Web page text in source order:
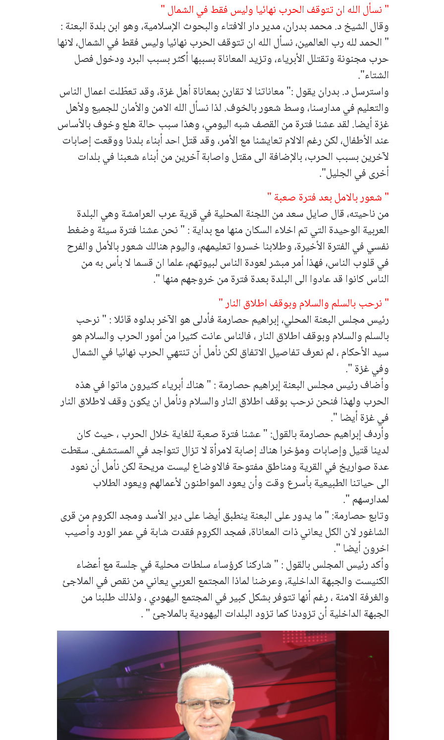
" نسأل الله ان تتوقف الحرب نهائيا وليس فقط في الشمال "
وقال الشيخ د. محمد بدران، مدير دار الافتاء والبحوث الإسلامية، وهو ابن بلدة البعنة :
" الحمد لله رب العالمين، نسأل الله ان تتوقف الحرب نهائيا وليس فقط في الشمال، لانها
حرب مجنونة وتقتلل الأبرياء، وتزيد المعاناة بسببها أكثر بسبب البرد ودخول فصل
الشتاء".
واسترسل د. بدران يقول :" معاناتنا لا تقارن بمعاناة أهل غزة، وقد تعطّلت اعمال الناس
والتعليم في مدارسنا، وسط شعور بالخوف. لذا نسأل الله الامن والأمان للجميع ولأهل
غزة أيضا. لقد عشنا فترة من القصف شبه اليومي، وهذا سبب حالة هلع وخوف بالأساس
عند الأطفال، لكن رغم الالام تعايشنا مع الأمر، وقد قتل احد أبناء بلدنا ووقعت إصابات
لآخرين بسبب الحرب، بالإضافة الى مقتل واصابة آخرين من أبناء شعبنا في بلدات
أخرى في الجليل".
" شعور بالامل بعد فترة صعبة "
من ناحيته، قال صايل سعد من اللجنة المحلية في قرية عرب العرامشة وهي البلدة
العربية الوحيدة التي تم اخلاء السكان منها مع بداية : " نحن عشنا فترة سيئة وضغط
نفسي في الفترة الأخيرة، وطلابنا خسروا تعليمهم، واليوم هنالك شعور بالأمل والفرح
في قلوب الناس، فهذا أمر مبشر لعودة الناس لبيوتهم، علما ان قسما لا بأس به من
الناس كانوا قد عادوا الى البلدة بعدة فترة من خروجهم منها ".
" نرحب بالسلم والسلام وبوقف اطلاق النار "
رئيس مجلس البعنة المحلي، إبراهيم حصارمة فأدلى هو الآخر بدلوه قائلا : " نرحب
بالسلم والسلام وبوقف اطلاق النار ، فالناس عانت كثيرا من أمور الحرب والسلام هو
سيد الأحكام ، لم نعرف تفاصيل الاتفاق لكن نأمل أن تنتهي الحرب نهائيا في الشمال
وفي غزة ".
وأضاف رئيس مجلس البعنة إبراهيم حصارمة : " هناك أبرياء كثيرون ماتوا في هذه
الحرب ولهذا فنحن نرحب بوقف اطلاق النار والسلام ونأمل ان يكون وقف لاطلاق النار
في غزة أيضا ".
وأردف إبراهيم حصارمة بالقول: " عشنا فترة صعبة للغاية خلال الحرب ، حيث كان
لدينا قتيل وإصابات ومؤخرا هناك إصابة لامرأة لا تزال تتواجد في المستشفى. سقطت
عدة صواريخ في القرية ومناطق مفتوحة فالاوضاع ليست مريحة لكن نأمل أن نعود
الى حياتنا الطبيعية بأسرع وقت وأن يعود المواطنون لأعمالهم ويعود الطلاب
لمدارسهم ".
وتابع حصارمة: " ما يدور على البعنة ينطبق أيضا على دير الأسد ومجد الكروم من قرى
الشاغور لان الكل يعاني ذات المعاناة، فمجد الكروم فقدت شابة في عمر الورد وأصيب
اخرون أيضا ".
وأكد رئيس المجلس بالقول : " شاركنا كرؤساء سلطات محلية في جلسة مع أعضاء
الكنيست والجبهة الداخلية، وعرضنا لماذا المجتمع العربي يعاني من نقص في الملاجئ
والغرفة الامنة ، رغم أنها تتوفر بشكل كبير في المجتمع اليهودي ، ولذلك طلبنا من
الجبهة الداخلية أن تزودنا كما تزود البلدات اليهودية بالملاجئ " .